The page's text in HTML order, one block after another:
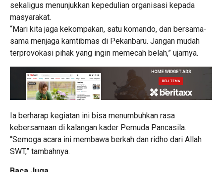
sekaligus menunjukkan kepedulian organisasi kepada
masyarakat.
“Mari kita jaga kekompakan, satu komando, dan bersama-
sama menjaga kamtibmas di Pekanbaru. Jangan mudah
terprovokasi pihak yang ingin memecah belah,” ujarnya.
Ia berharap kegiatan ini bisa menumbuhkan rasa
kebersamaan di kalangan kader Pemuda Pancasila.
“Semoga acara ini membawa berkah dan ridho dari Allah
SWT,” tambahnya.